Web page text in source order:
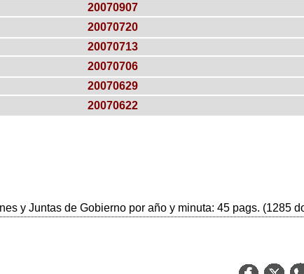
20070907
20070720
20070713
20070706
20070629
20070622
y Juntas de Gobierno por año y minuta: 45 pags. (1285